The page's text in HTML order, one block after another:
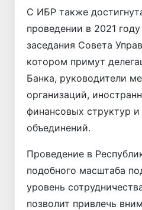
С ИБР также
проведении в 2021
заседания Совета
котором примут
Банка, руководители
организаций,
финансовых структур
объединений.
Проведение в
подобного масштаба
уровень
позволит привлечь